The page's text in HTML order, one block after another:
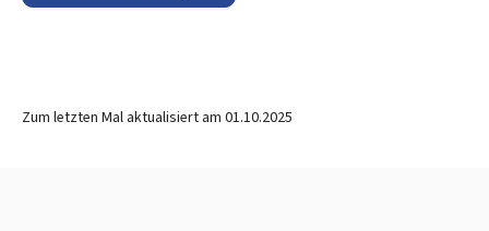
Zum letzten Mal aktualisiert am 01.10.2025